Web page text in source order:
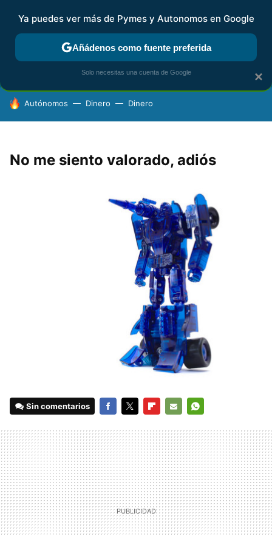
FISCALIDAD Y CONTABILIDAD KIT DIGITAL RENTA
HOY SE HABLA DE
Autónomos Dinero Dinero
No me siento valorado, adiós
Sin comentarios
MAIL
×
Ya puedes ver más de Pymes y Autonomos en Google
Añádenos como fuente preferida
Solo necesitas una cuenta de Google